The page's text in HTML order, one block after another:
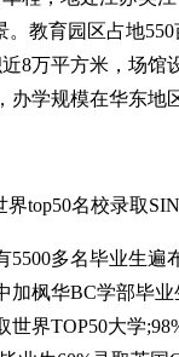
。教育园区占地
8万平方米，场馆
办学规模在华东地
top50名校录取
多名毕业生遍
加枫华BC学部毕业
世界TOP50大学